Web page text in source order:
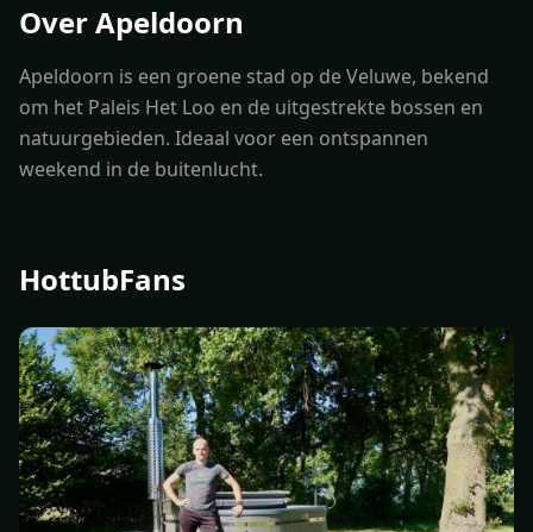
Over Apeldoorn
Apeldoorn is een groene stad op de Veluwe, bekend
om het Paleis Het Loo en de uitgestrekte bossen en
natuurgebieden. Ideaal voor een ontspannen
weekend in de buitenlucht.
HottubFans